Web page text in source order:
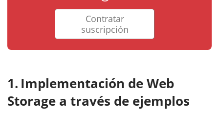
Contratar
suscripción
Implementación de Web
Storage a través de ejemplos